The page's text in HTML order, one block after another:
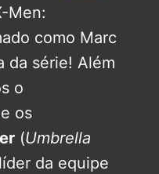
Men:
como Marc
da série! Além
o
e os
(Umbrella
da equipe